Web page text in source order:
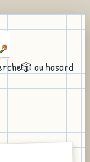
🎲 au hasard